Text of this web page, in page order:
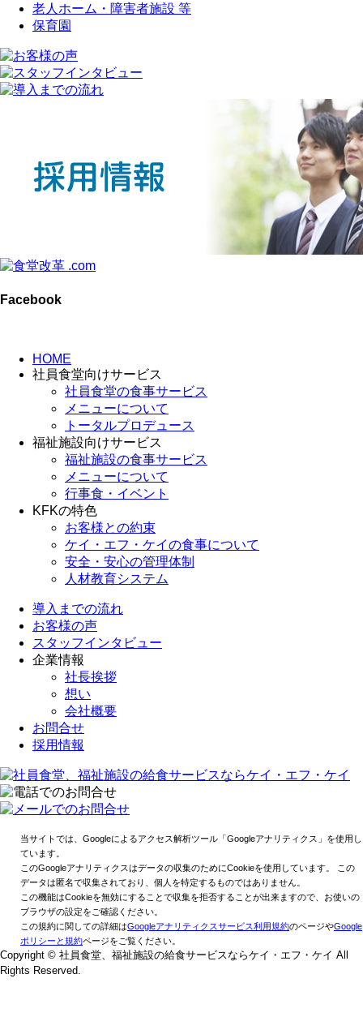
老人ホーム・障害者施設 等
保育園
Facebook
HOME
社員食堂向けサービス
社員食堂の食事サービス
メニューについて
トータルプロデュース
福祉施設向けサービス
福祉施設の食事サービス
メニューについて
行事食・イベント
KFKの特色
お客様との約束
ケイ・エフ・ケイの食事について
安全・安心の管理体制
人材教育システム
導入までの流れ
お客様の声
スタッフインタビュー
企業情報
社長挨拶
想い
会社概要
お問合せ
採用情報
当サイトでは、Googleによるアクセス解析ツール「Googleアナリティクス」を使用し
ています。
このGoogleアナリティクスはデータの収集のためにCookieを使用しています。 この
データは匿名で収集されており、個人を特定するものではありません。
この機能はCookieを無効にすることで収集を拒否することが出来ますので、お使いの
ブラウザの設定をご確認ください。
この規約に関しての詳細はGoogleアナリティクスサービス利用規約のページやGoogle
ポリシーと規約ページをご覧ください。
Copyright © 社員食堂、福祉施設の給食サービスならケイ・エフ・ケイ All
Rights Reserved.